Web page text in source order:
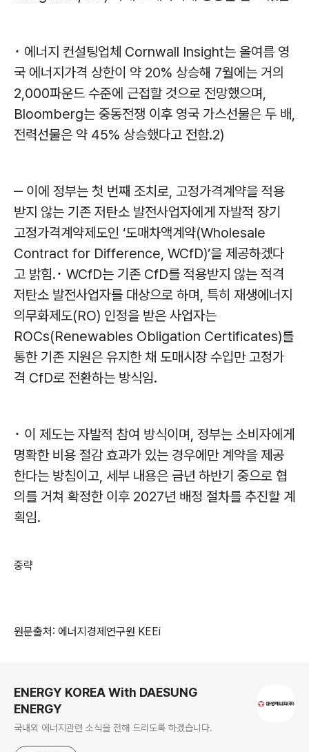
･ 에너지 컨설팅업체 Cornwall Insight는 올여름 영
국 에너지가격 상한이 약 20% 상승해 7월에는 거의
2,000파운드 수준에 근접할 것으로 전망했으며,
Bloomberg는 중동전쟁 이후 영국 가스선물은 두 배,
전력선물은 약 45% 상승했다고 전함.2)
‒ 이에 정부는 첫 번째 조치로, 고정가격계약을 적용
받지 않는 기존 저탄소 발전사업자에게 자발적 장기
고정가격계약제도인 ‘도매차액계약(Wholesale
Contract for Difference, WCfD)’을 제공하겠다
고 밝힘.･ WCfD는 기존 CfD를 적용받지 않는 적격
저탄소 발전사업자를 대상으로 하며, 특히 재생에너지
의무화제도(RO) 인정을 받은 사업자는
ROCs(Renewables Obligation Certificates)를
통한 기존 지원은 유지한 채 도매시장 수입만 고정가
격 CfD로 전환하는 방식임.
･ 이 제도는 자발적 참여 방식이며, 정부는 소비자에게
명확한 비용 절감 효과가 있는 경우에만 계약을 제공
한다는 방침이고, 세부 내용은 금년 하반기 중으로 협
의를 거쳐 확정한 이후 2027년 배정 절차를 추진할 계
획임.
중략
원문출처: 에너지경제연구원 KEEi
ENERGY KOREA With DAESUNG
ENERGY
국내외 에너지관련 소식을 전해 드리도록 하겠습니다.